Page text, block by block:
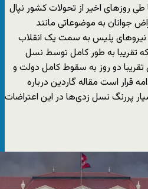
روزهای اخیر از تحولات کشور نپال
جوانان به موضوعاتی مانند
نیروهای پلیس به سمت یک انقلاب
تقریبا به طور کامل توسط نسل
دو روز به سقوط کامل دولت و
قرار است مقاله گاردین درباره
پررنگ نسل زدی‌ها در این اعتراضات